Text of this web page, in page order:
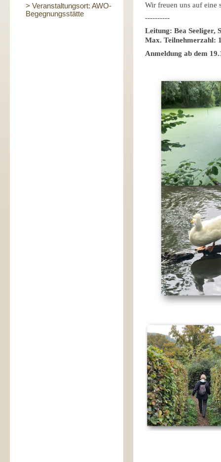
> Veranstaltungsort: AWO-
Begegnungsstätte
Wir freuen uns auf eine
----------
Leitung: Bea Seeliger,
Max. Teilnehmerzahl:
Anmeldung ab dem